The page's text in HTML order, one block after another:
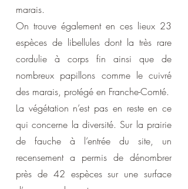
marais.
On trouve également en ces lieux 23
espèces de libellules dont la très rare
cordulie à corps fin ainsi que de
nombreux papillons comme le cuivré
des marais, protégé en Franche-Comté.
La végétation n’est pas en reste en ce
qui concerne la diversité. Sur la prairie
de fauche à l’entrée du site, un
recensement a permis de dénombrer
près de 42 espèces sur une surface